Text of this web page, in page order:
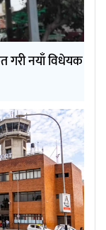
गरी नयाँ विधेयक